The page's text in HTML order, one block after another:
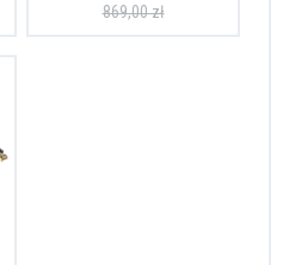
869,00 zł